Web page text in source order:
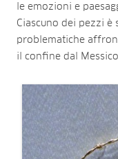
le emozioni e
Ciascuno dei pezzi
problematiche
il confine dal